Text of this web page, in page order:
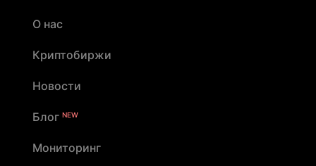
О нас
Криптобиржи
Новости
Блог NEW
Мониторинг